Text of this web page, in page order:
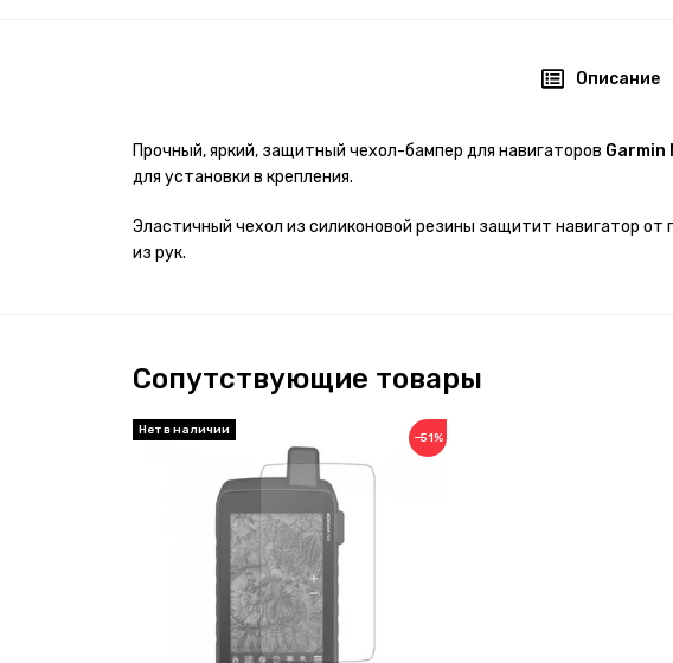
Описание
Прочный, яркий, защитный чехол-бампер для навигаторов Garmin
для установки в крепления.
Эластичный чехол из силиконовой резины защитит навигатор
из рук.
Сопутствующие товары
−51%